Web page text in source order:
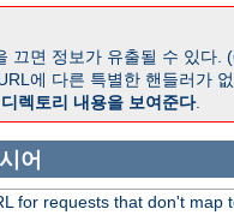
끄면 정보가 유출될 수 있다. (
에 다른 특별한 핸들러가
렉토리 내용을 보여준다.
어
for requests that don't map